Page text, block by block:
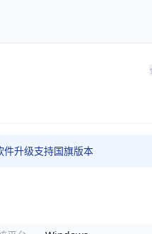
升级支持国旗版本